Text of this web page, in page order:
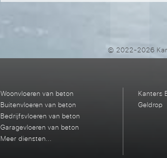
© 2022-2026
Woonvloeren van beton
Buitenvloeren van beton
Bedrijfsvloeren van beton
Garagevloeren van beton
Meer diensten...
Kanters
Geldrop